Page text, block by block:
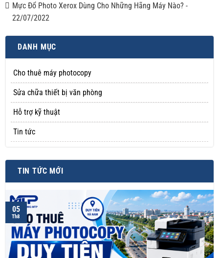
DANH MỤC
Cho thuê máy photocopy
Sửa chữa thiết bị văn phòng
Hỗ trợ kỹ thuật
Tin tức
TIN TỨC MỚI
05
Th8
Mực Đổ Photo Xerox Dùng Cho Những Hãng Máy Nào? -
22/07/2022